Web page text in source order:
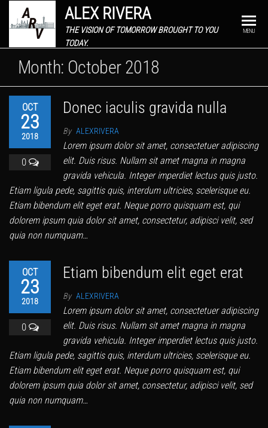
ALEX RIVERA
THE VISION OF TOMORROW BROUGHT TO YOU
TODAY.
MENU
Month: October 2018
OCT
23
2018
0
Donec iaculis gravida nulla
By ALEXRIVERA
Lorem ipsum dolor sit amet, consectetuer adipiscing
elit. Duis risus. Nullam sit amet magna in magna
gravida vehicula. Integer imperdiet lectus quis justo.
Etiam ligula pede, sagittis quis, interdum ultricies, scelerisque eu.
Etiam bibendum elit eget erat. Neque porro quisquam est, qui
dolorem ipsum quia dolor sit amet, consectetur, adipisci velit, sed
quia non numquam…
OCT
23
2018
0
Etiam bibendum elit eget erat
By ALEXRIVERA
Lorem ipsum dolor sit amet, consectetuer adipiscing
elit. Duis risus. Nullam sit amet magna in magna
gravida vehicula. Integer imperdiet lectus quis justo.
Etiam ligula pede, sagittis quis, interdum ultricies, scelerisque eu.
Etiam bibendum elit eget erat. Neque porro quisquam est, qui
dolorem ipsum quia dolor sit amet, consectetur, adipisci velit, sed
quia non numquam…